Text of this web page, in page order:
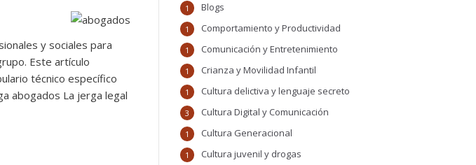
y sociales para
Este artículo
técnico específico
abogados La jerga legal
Blogs
1
Comportamiento y Productividad
1
Comunicación y Entretenimiento
1
Crianza y Movilidad Infantil
1
Cultura delictiva y lenguaje secreto
1
Cultura Digital y Comunicación
3
Cultura Generacional
1
Cultura juvenil y drogas
1